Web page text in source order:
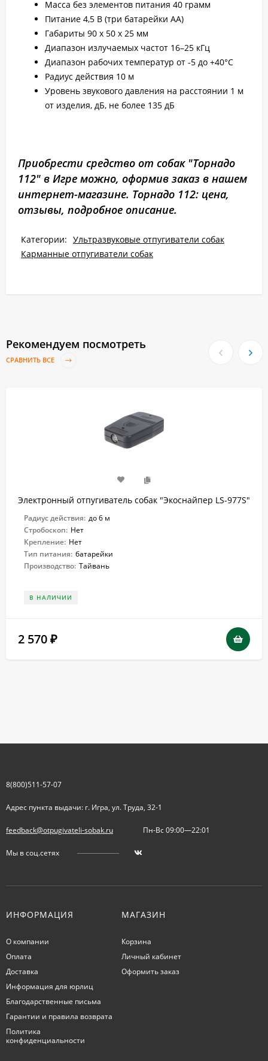
Масса без элементов питания 40 грамм
Питание 4,5 В (три батарейки AA)
Габариты 90 x 50 x 25 мм
Диапазон излучаемых частот 16–25 кГц
Диапазон рабочих температур от -5 до +40°С
Радиус действия 10 м
Уровень звукового давления на расстоянии 1 м
от изделия, дБ, не более 135 дБ
Приобрести средство от собак "Торнадо
112" в Игре можно, оформив заказ в нашем
интернет-магазине. Торнадо 112: цена,
отзывы, подробное описание.
Категории: Ультразвуковые отпугиватели собак
Карманные отпугиватели собак
Рекомендуем посмотреть
СРАВНИТЬ ВСЕ
Электронный отпугиватель собак "Экоснайпер LS-977S"
Радиус действия: до 6 м
Стробоскоп: Нет
Крепление: Нет
Тип питания: батарейки
Производство: Тайвань
В НАЛИЧИИ
2 570 ₽
8(800)511-57-07
Адрес пункта выдачи: г. Игра, ул. Труда, 32-1
feedback@otpugivateli-sobak.ru Пн-Вс 09:00—22:01
Мы в соц.сетях
ИНФОРМАЦИЯ
О компании
Оплата
Доставка
Информация для юрлиц
Благодарственные письма
Гарантии и правила возврата
Политика
конфиденциальности
МАГАЗИН
Корзина
Личный кабинет
Оформить заказ